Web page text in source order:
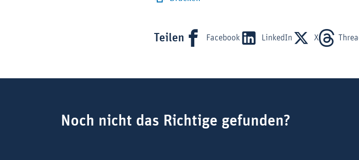
Teilen Facebook LinkedIn X
Noch nicht das Richtige gefunden?